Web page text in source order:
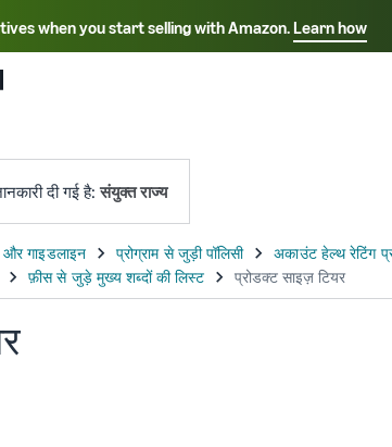
when you start selling with Amazon.Learn how
Select your
दी गई है:संयुक्त राज्य